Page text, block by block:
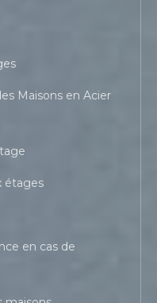
Maisons en Acier
étages
en cas de